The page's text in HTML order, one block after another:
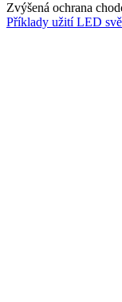
Zvýšená ochrana
Příklady užití LED